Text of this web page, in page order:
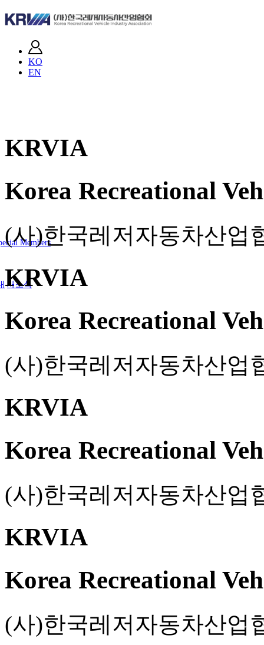
KO
EN
Members
새소식
KRVIA
Korea Recreational
(사)한국레저자동차산업
KRVIA
Korea Recreational
(사)한국레저자동차산업
KRVIA
Korea Recreational
(사)한국레저자동차산업
KRVIA
Korea Recreational
(사)한국레저자동차산업